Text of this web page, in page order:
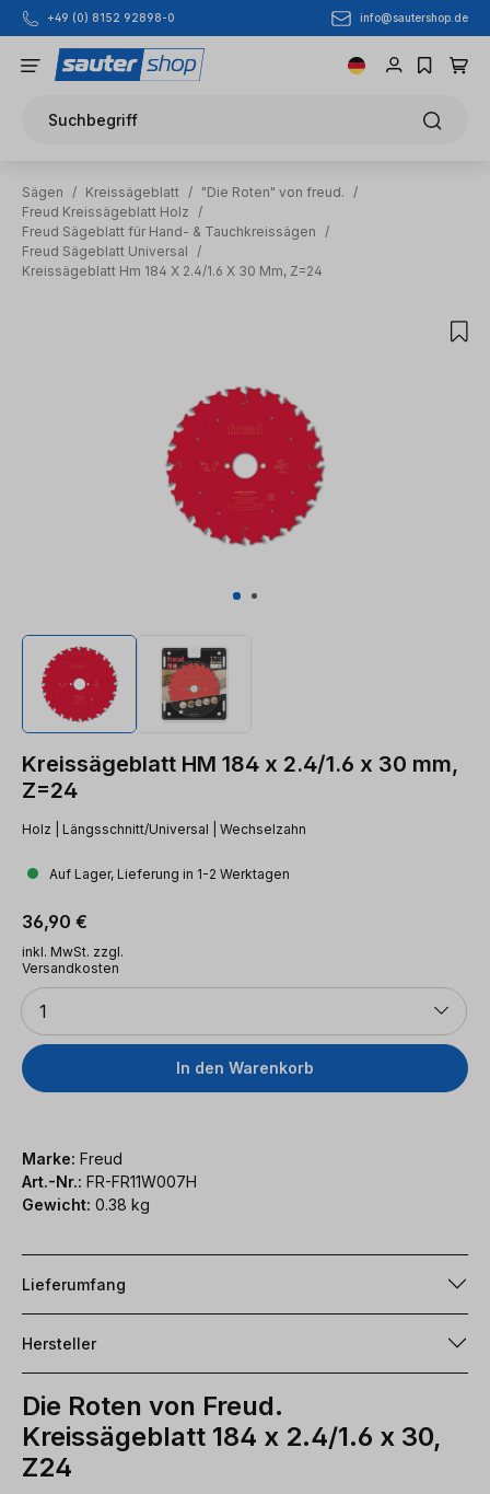
Zum Hauptinhalt springen
+49 (0) 8152 92898-0 info@sautershop.de
Suchbegriff
Sägen / Kreissägeblatt / "Die Roten" von freud.
/
Freud Kreissägeblatt Holz
/
Freud Sägeblatt für Hand- & Tauchkreissägen
/
Freud Sägeblatt Universal
/
Kreissägeblatt Hm 184 X 2.4/1.6 X 30 Mm, Z=24
Kreissägeblatt HM 184 x 2.4/1.6 x 30 mm,
Z=24
Holz | Längsschnitt/Universal | Wechselzahn
Auf Lager, Lieferung in 1-2 Werktagen
Regulärer Preis:
36,90 €
inkl. MwSt. zzgl.
Versandkosten
Anzahl
1
In den Warenkorb
Marke: Freud
Art.-Nr.: FR-FR11W007H
Gewicht: 0.38 kg
Lieferumfang
Hersteller
Die Roten von Freud.
Kreissägeblatt 184 x 2.4/1.6 x 30,
Z24